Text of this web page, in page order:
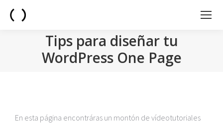
Tips para diseñar tu
WordPress One Page
En esta página encontráras un montón de vídeotutoriales